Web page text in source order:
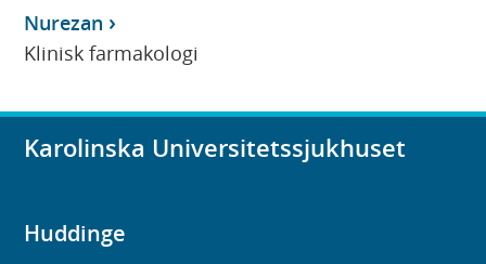
Nurezan
Klinisk farmakologi
Karolinska Universitetssjukhuset
Huddinge